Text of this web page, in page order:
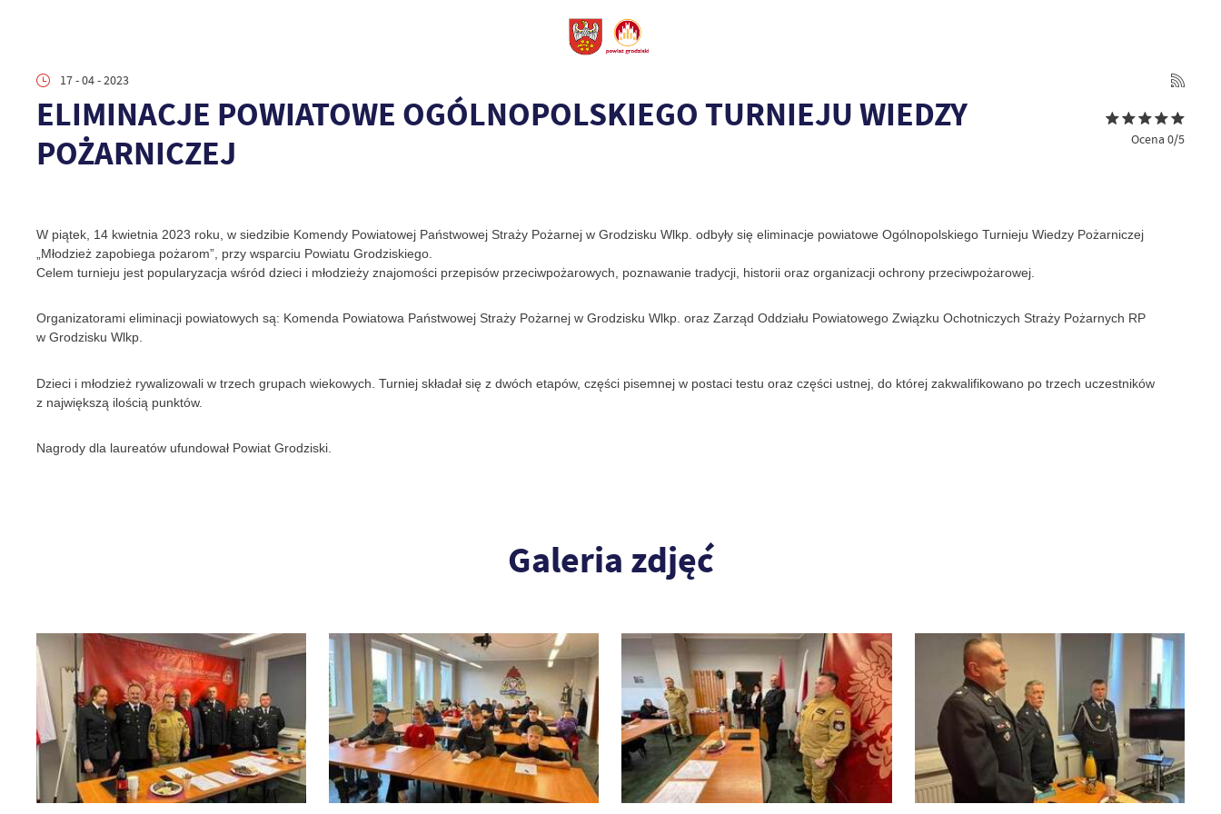
17 - 04 - 2023
ELIMINACJE POWIATOWE OGÓLNOPOLSKIEGO TURNIEJU WIEDZY
POŻARNICZEJ
Ocena 0/5
W piątek, 14 kwietnia 2023 roku, w siedzibie Komendy Powiatowej Państwowej Straży Pożarnej w Grodzisku Wlkp. odbyły się eliminacje powiatowe Ogólnopolskiego Turnieju Wiedzy Pożarniczej
„Młodzież zapobiega pożarom”, przy wsparciu Powiatu Grodziskiego.
Celem turnieju jest popularyzacja wśród dzieci i młodzieży znajomości przepisów przeciwpożarowych, poznawanie tradycji, historii oraz organizacji ochrony przeciwpożarowej.
Organizatorami eliminacji powiatowych są: Komenda Powiatowa Państwowej Straży Pożarnej w Grodzisku Wlkp. oraz Zarząd Oddziału Powiatowego Związku Ochotniczych Straży Pożarnych RP
w Grodzisku Wlkp.
Dzieci i młodzież rywalizowali w trzech grupach wiekowych. Turniej składał się z dwóch etapów, części pisemnej w postaci testu oraz części ustnej, do której zakwalifikowano po trzech uczestników
z największą ilością punktów.
Nagrody dla laureatów ufundował Powiat Grodziski.
Galeria zdjęć